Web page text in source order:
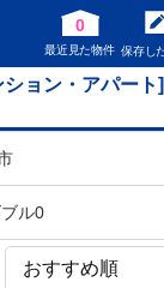
0
最近見た物件 保存し
ョン・アパー
ル0